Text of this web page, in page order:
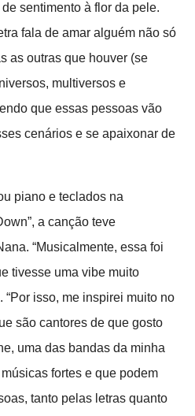
sentimento à flor da pele.
fala de amar alguém não só
as outras que houver (se
multiversos e
que essas pessoas vão
cenários e se apaixonar de
piano e teclados na
a canção teve
“Musicalmente, essa foi
tivesse uma vibe muito
“Por isso, me inspirei muito no
são cantores de que gosto
uma das bandas da minha
fortes e que podem
tanto pelas letras quanto